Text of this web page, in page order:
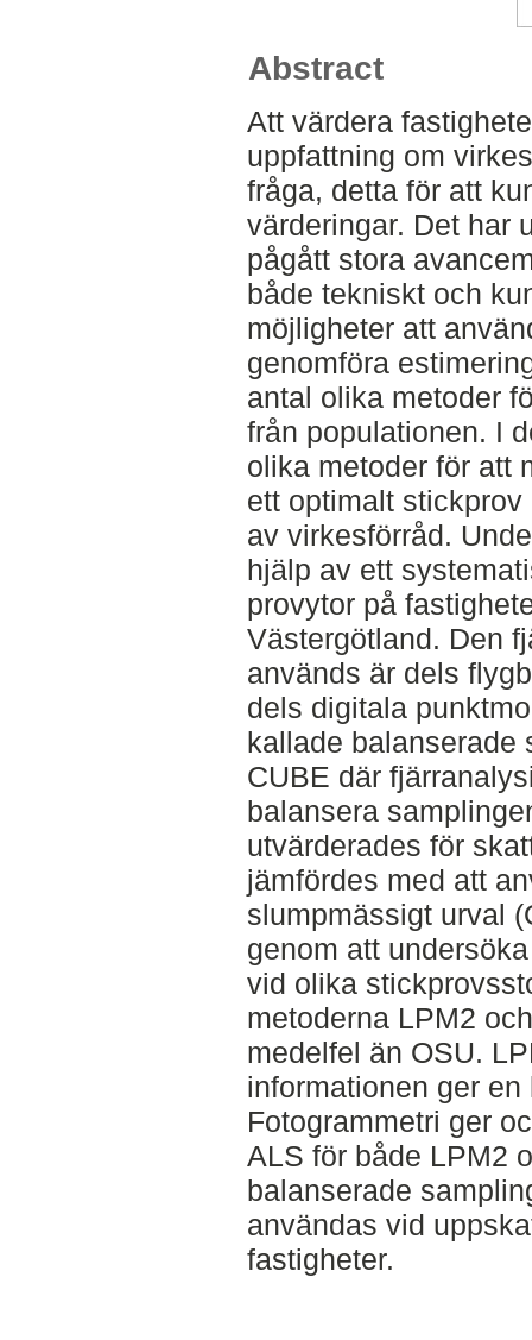
Abstract
Att värdera
uppfattning om
fråga, detta för att
värderingar. Det har
pågått stora
både tekniskt och
möjligheter att
genomföra
antal olika metoder
från populationen. I
olika metoder för att
ett optimalt
av virkesförråd.
hjälp av ett
provytor på
Västergötland. Den
används är dels
dels digitala
kallade balanserade
CUBE där
balansera
utvärderades för
jämfördes med att
slumpmässigt urval
genom att
vid olika
metoderna LPM2
medelfel än OSU.
informationen ger
Fotogrammetri ger
ALS för både LPM2
balanserade
användas vid
fastigheter.